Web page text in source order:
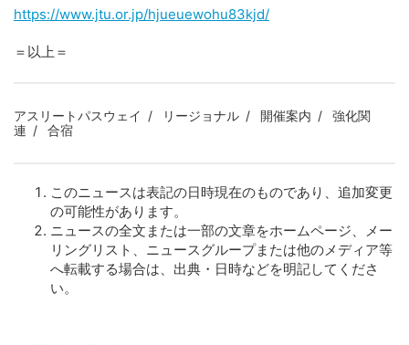
https://www.jtu.or.jp/hjueuewohu83kjd/
＝以上＝
アスリートパスウェイ リージョナル 開催案内
強化関
連
合宿
このニュースは表記の日時現在のものであり、追加変更
の可能性があります。
ニュースの全文または一部の文章をホームページ、メー
リングリスト、ニュースグループまたは他のメディア等
へ転載する場合は、出典・日時などを明記してくださ
い。